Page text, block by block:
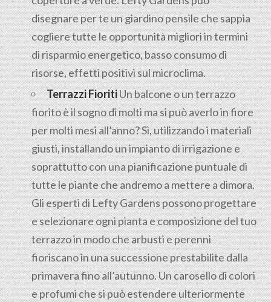
disegnare per te un giardino pensile che sappia
cogliere tutte le opportunità migliori in termini
di risparmio energetico, basso consumo di
risorse, effetti positivi sul microclima.
Terrazzi FioritiUn balcone o un terrazzo
fiorito è il sogno di molti ma si può averlo in fiore
per molti mesi all’anno? Sì, utilizzando i materiali
giusti, installando un impianto di irrigazione e
soprattutto con una pianificazione puntuale di
tutte le piante che andremo a mettere a dimora.
Gli esperti di Lefty Gardens possono progettare
e selezionare ogni pianta e composizione del tuo
terrazzo in modo che arbusti e perenni
fioriscano in una successione prestabilite dalla
primavera fino all’autunno. Un carosello di colori
e profumi che si può estendere ulteriormente